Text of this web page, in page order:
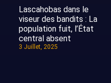
Lascahobas dans le
viseur des bandits : La
population fuit, l’État
central absent
3 Juillet, 2025